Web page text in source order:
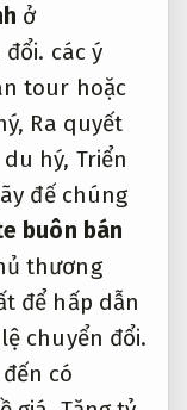
ở
đổi. các ý
tour hoặc
Ra quyết
hý, Triển
đế chúng
buôn bán
thương
để hấp dẫn
chuyển đổi.
có